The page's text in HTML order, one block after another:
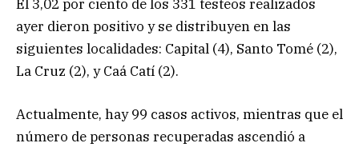
El 3,02 por ciento de los 331 testeos realizados
ayer dieron positivo y se distribuyen en las
siguientes localidades: Capital (4), Santo Tomé (2),
La Cruz (2), y Caá Catí (2).
Actualmente, hay 99 casos activos, mientras que el
número de personas recuperadas ascendió a